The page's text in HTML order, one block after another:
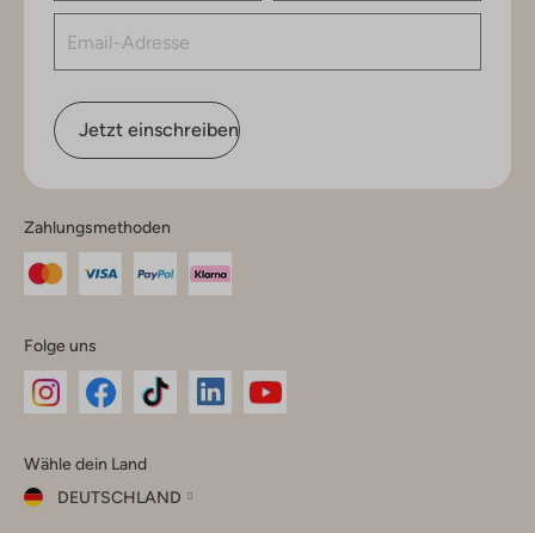
Jetzt einschreiben
Zahlungsmethoden
Folge uns
Instagram
Facebook
TikTok
Wähle dein Land
DEUTSCHLAND